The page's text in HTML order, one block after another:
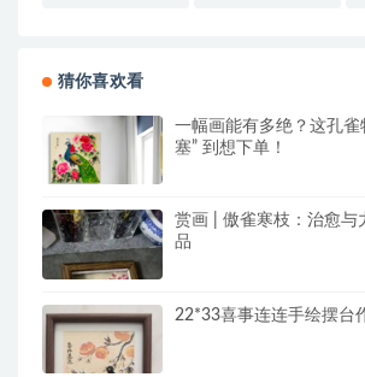
猜你喜欢看
一幅画能有多绝？这孔雀
塞” 到想下单！
赏画 | 傲雀寒枝：治愈与
品
22*33喜事连连手绘摆台